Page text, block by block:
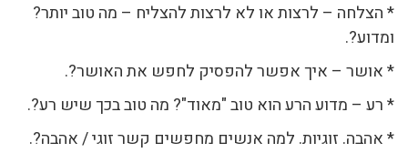
* הצלחה – לרצות או לא לרצות להצליח – מה טוב יותר?
ומדוע?.
* אושר – איך אפשר להפסיק לחפש את האושר?.
* רע – מדוע הרע הוא טוב "מאוד"? מה טוב בכך שיש רע?.
* אהבה. זוגיות. למה אנשים מחפשים קשר זוגי / אהבה?.